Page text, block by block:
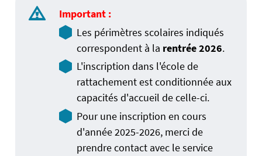
Important :
Les périmètres scolaires indiqués
correspondent à la rentrée 2026.
L'inscription dans l'école de
rattachement est conditionnée aux
capacités d'accueil de celle-ci.
Pour une inscription en cours
d'année 2025-2026, merci de
prendre contact avec le service